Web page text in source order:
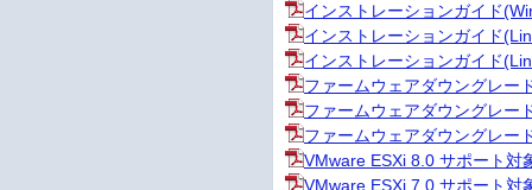
インストレーションガイド
インストレーションガイド
インストレーションガイド
ファームウェアダウングレー
ファームウェアダウングレー
ファームウェアダウングレー
VMware ESXi 8.0 サポート対
VMware ESXi 7.0 サポート対